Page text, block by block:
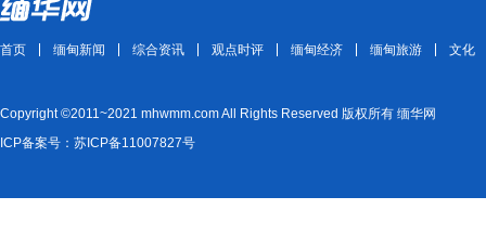
首页 缅甸新闻 综合资讯 观点时评 缅甸经济 缅甸旅游 文化
Copyright ©2011~2021 mhwmm.com All Rights Reserved 版权所有 缅华网
ICP备案号：苏ICP备11007827号